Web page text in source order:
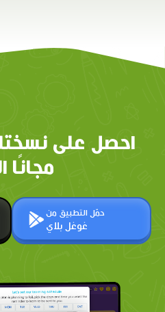
احصل على
مجانًا
حمّل التطبيق من
غوغل بلاي